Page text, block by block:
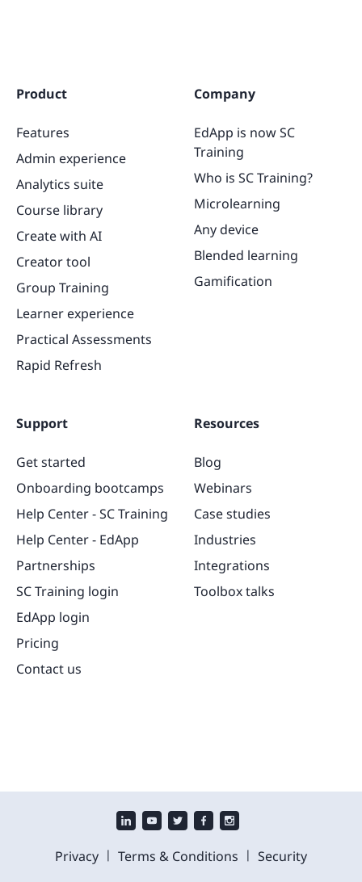
Product
Features
Admin experience
Analytics suite
Course library
Create with AI
Creator tool
Group Training
Learner experience
Practical Assessments
Rapid Refresh
Company
EdApp is now SC
Training
Who is SC Training?
Microlearning
Any device
Blended learning
Gamification
Support
Get started
Onboarding bootcamps
Help Center - SC Training
Help Center - EdApp
Partnerships
SC Training login
EdApp login
Pricing
Contact us
Resources
Blog
Webinars
Case studies
Industries
Integrations
Toolbox talks
Privacy | Terms & Conditions | Security